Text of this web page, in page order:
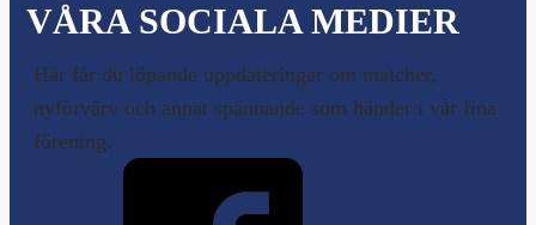
VÅRA SOCIALA MEDIER
Här får du löpande uppdateringar om matcher,
nyförvärv och annat spännande som händer i vår fina
förening.